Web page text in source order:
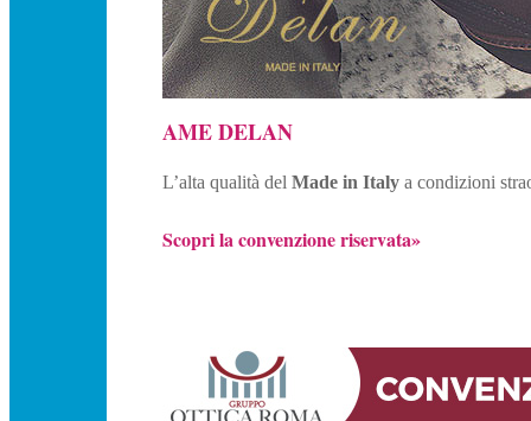
AME DELAN
L’alta qualità del Made in Italya condizioni
Scopri la convenzione riservata»